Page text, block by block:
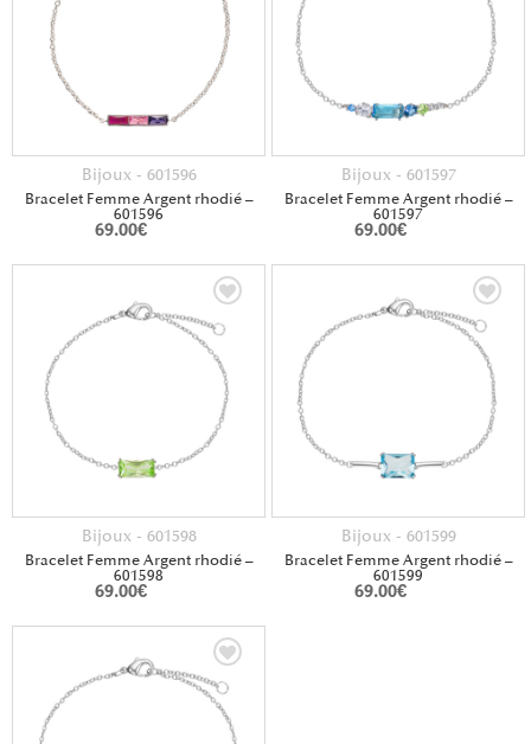
Bijoux - 601596
Bracelet Femme Argent rhodié –
601596
69.00€
Bijoux - 601597
Bracelet Femme Argent rhodié –
601597
69.00€
Bijoux - 601598
Bracelet Femme Argent rhodié –
601598
69.00€
Bijoux - 601599
Bracelet Femme Argent rhodié –
601599
69.00€